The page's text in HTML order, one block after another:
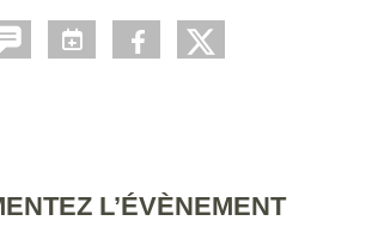
L’ÉVÈNEMENT